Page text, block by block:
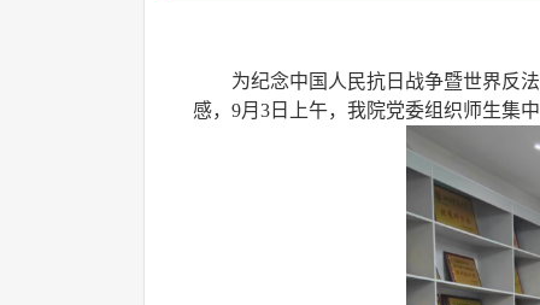
为纪念中国人民抗日战争暨世界反
感， 9月3日上午，我院党委组织师生集